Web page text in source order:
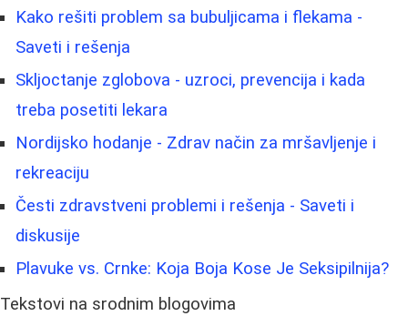
Kako rešiti problem sa bubuljicama i flekama -
Saveti i rešenja
Skljoctanje zglobova - uzroci, prevencija i kada
treba posetiti lekara
Nordijsko hodanje - Zdrav način za mršavljenje i
rekreaciju
Česti zdravstveni problemi i rešenja - Saveti i
diskusije
Plavuke vs. Crnke: Koja Boja Kose Je Seksipilnija?
Tekstovi na srodnim blogovima